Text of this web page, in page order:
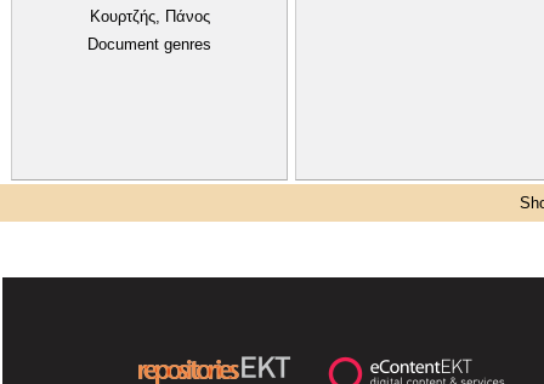
Κουρτζής, Πάνος
Document genres